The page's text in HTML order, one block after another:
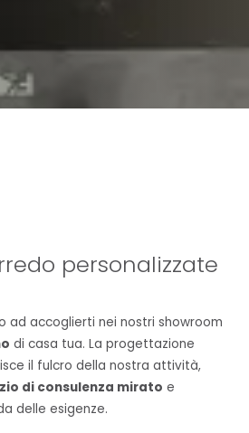
personalizzate
ad accoglierti nei nostri showroom
di casa tua. La progettazione
il fulcro della nostra attività,
di consulenza mirato e
delle esigenze.